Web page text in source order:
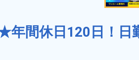
年間休日120日！日